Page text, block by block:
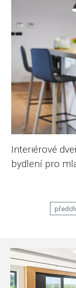
Interiérové
bydlení pro